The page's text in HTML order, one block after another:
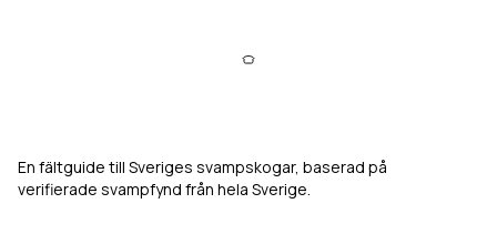
En fältguide till Sveriges svampskogar, baserad på
verifierade svampfynd från hela Sverige.